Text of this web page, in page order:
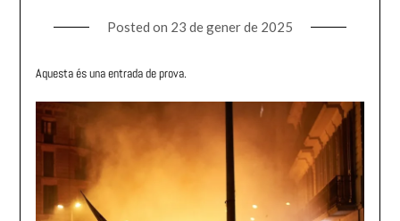
Posted on 23 de gener de 2025
Aquesta és una entrada de prova.